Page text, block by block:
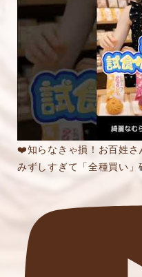
❤️知らなきゃ損！お百姓さ
みずしすぎて「全種買い」